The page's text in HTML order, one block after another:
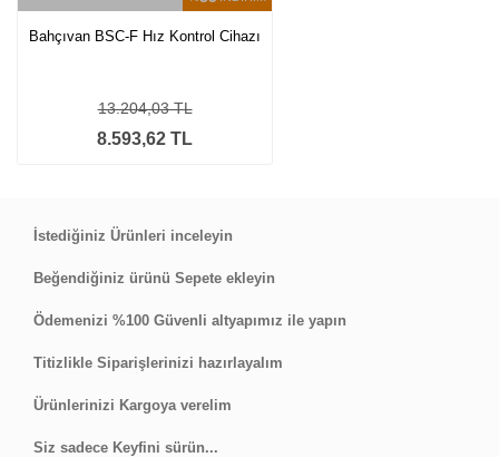
Bahçıvan BSC-F Hız Kontrol Cihazı
8.593,62 TL
13.204,03 TL
İstediğiniz Ürünleri inceleyin
Beğendiğiniz ürünü Sepete ekleyin
Ödemenizi %100 Güvenli altyapımız ile yapın
Titizlikle Siparişlerinizi hazırlayalım
Ürünlerinizi Kargoya verelim
Siz sadece Keyfini sürün...